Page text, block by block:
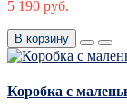
5 190 руб.
В корзину
Коробка с